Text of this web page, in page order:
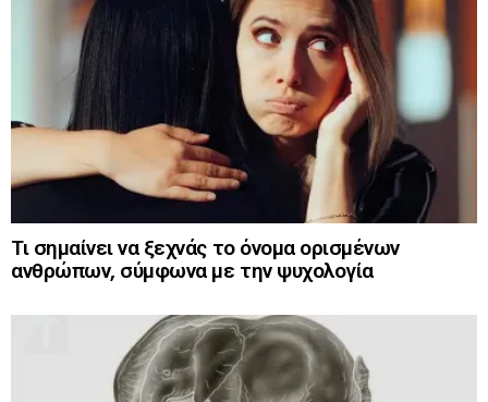
Τι σημαίνει να ξεχνάς το όνομα ορισμένων
ανθρώπων, σύμφωνα με την ψυχολογία